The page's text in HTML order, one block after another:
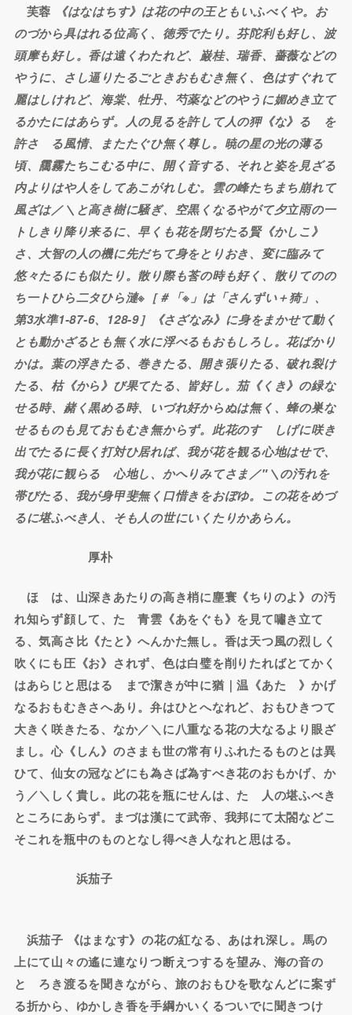
芙蓉
《はなはちす》は花の中の王ともいふべくや。お
のづから具はれる位高く、徳秀でたり。芬陀利も好し、波
頭摩も好し。香は遠くわたれど、巌桂、瑞香、薔薇などの
やうに、さし逼りたるごときおもむき無く、色はすぐれて
麗はしけれど、海棠、牡丹、芍薬などのやうに媚めき立て
るかたにはあらず。人の見るを許して人の狎《な》るゝを
許さゞる風情、またたぐひ無く尊し。暁の星の光の薄るゝ
頃、靄霧たちこむる中に、開く音する、それと姿を見ざる
内よりはや人をしてあこがれしむ。雲の峰たちまち崩れて
風ざは／＼と高き樹に騒ぎ、空黒くなるやがて夕立雨の一
トしきり降り来るに、早くも花を閉ぢたる賢《かしこ》
さ、大智の人の機に先だちて身をとりおき、変に臨みて
悠々たるにも似たり。散り際も莟の時も好く、散りてのの
ち一トひら二タひら漣※［＃「※」は「さんずい＋猗」、
第3水準1-87-6、128-9］《さざなみ》に身をまかせて動く
とも動かざるとも無く水に浮べるもおもしろし。花ばかり
かは。葉の浮きたる、巻きたる、開き張りたる、破れ裂け
たる、枯《から》び果てたる、皆好し。茄《くき》の緑な
せる時、赭く黒める時、いづれ好からぬは無く、蜂の巣な
せるものも見ておもむき無からず。此花のすゞしげに咲き
出でたるに長く打対ひ居れば、我が花を観る心地はせで、
我が花に観らるゝ心地し、かへりみてさま／″＼の汚れを
帯びたる、我が身甲斐無く口惜きをおぼゆ。この花をめづ
るに堪ふべき人、そも人の世にいくたりかあらん。
厚朴
ほゝは、山深きあたりの高き梢に塵寰《ちりのよ》の汚
れ知らず顔して、たゞ青雲《あをぐも》を見て嘯き立て
る、気高さ比《たと》へんかた無し。香は天つ風の烈しく
吹くにも圧《お》されず、色は白璧を削りたればとてかく
はあらじと思はるゝまで潔きが中に猶｜温《あたゝ》かげ
なるおもむきさへあり。弁はひとへなれど、おもひきつて
大きく咲きたる、なか／＼に八重なる花の大なるより眼ざ
まし。心《しん》のさまも世の常有りふれたるものとは異
ひて、仙女の冠などにも為さば為すべき花のおもかげ、か
う／＼しく貴し。此の花を瓶にせんは、たゞ人の堪ふべき
ところにあらず。まづは漢にて武帝、我邦にて太閤などこ
そこれを瓶中のものとなし得べき人なれと思はる。
浜茄子
浜茄子 《はまなす》の花の紅なる、あはれ深し。馬の
上にて山々の遙に連なりつ断えつするを望み、海の音の
とゞろき渡るを聞きながら、旅のおもひを歌なんどに案ず
る折から、ゆかしき香を手綱かいくるついでに聞きつけ